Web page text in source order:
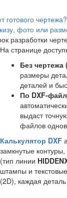
готового
фото или
разработки
На странице
Без чертежа
размеры
деталей и
По DXF-
выдаст
файлов
Калькулятор DXF
замкнутые
(тип линии
штампы и
(2D), каждая